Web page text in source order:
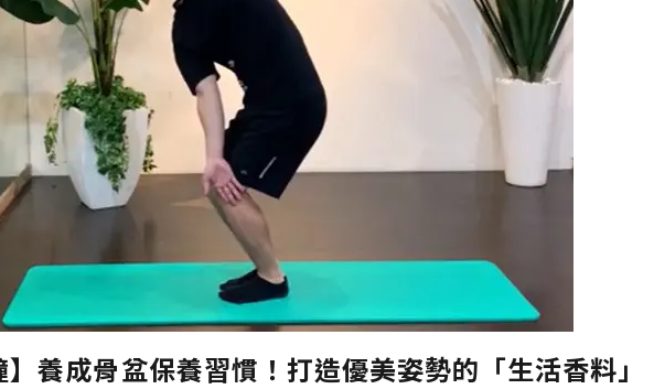
】養成骨盆保養習慣！打造優美姿勢的「生活香料」